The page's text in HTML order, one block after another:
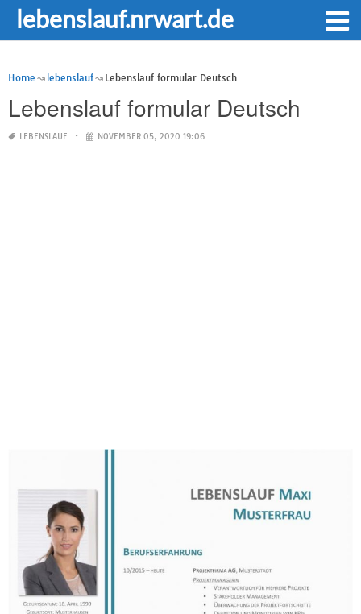
lebenslauf.nrwart.de
Home lebenslauf Lebenslauf formular Deutsch
Lebenslauf formular Deutsch
LEBENSLAUF NOVEMBER 05, 2020 19:06